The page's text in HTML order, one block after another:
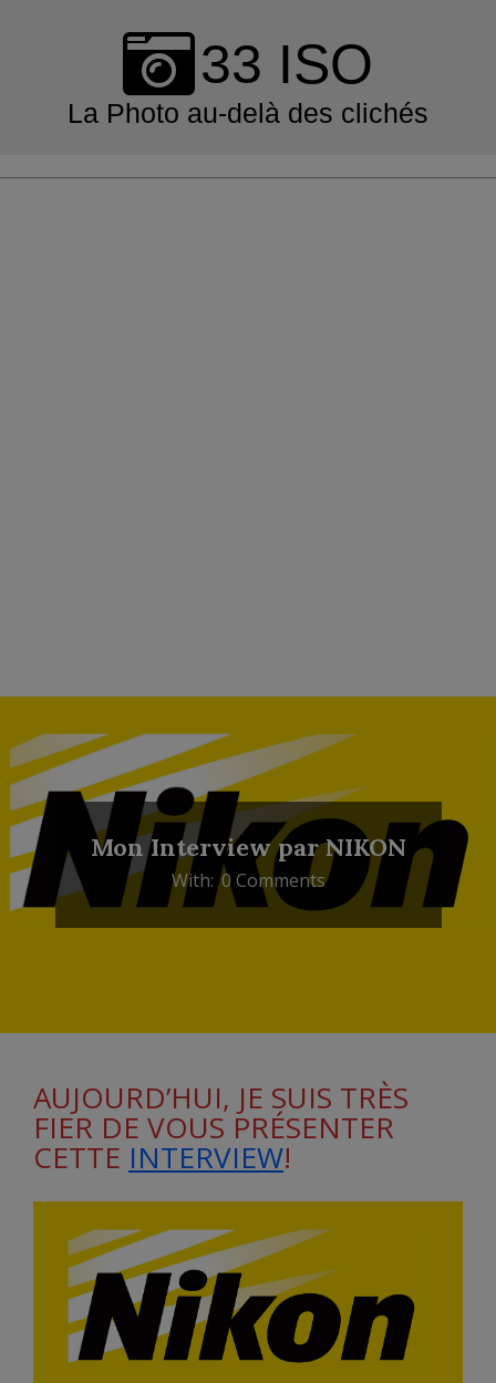
33 ISO
La Photo au-delà des clichés
Primary
Mon Interview par NIKON
With: 0 Comments
AUJOURD’HUI, JE SUIS TRÈS
FIER DE VOUS PRÉSENTER
CETTE INTERVIEW!